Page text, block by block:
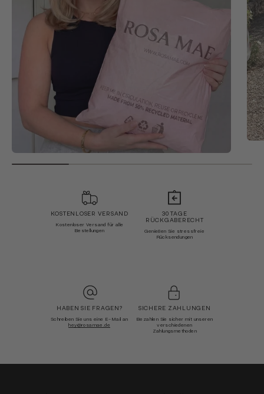
KOSTENLOSER VERSAND
Kostenloser Versand für alle
Bestellungen
30 TAGE
RÜCKGABERECHT
Genießen Sie stressfreie
Rücksendungen
HABEN SIE FRAGEN?
Schreiben Sie uns eine E-Mail an
hey@rosamae.de
SICHERE ZAHLUNGEN
Bezahlen Sie sicher mit unseren
verschiedenen
Zahlungsmethoden